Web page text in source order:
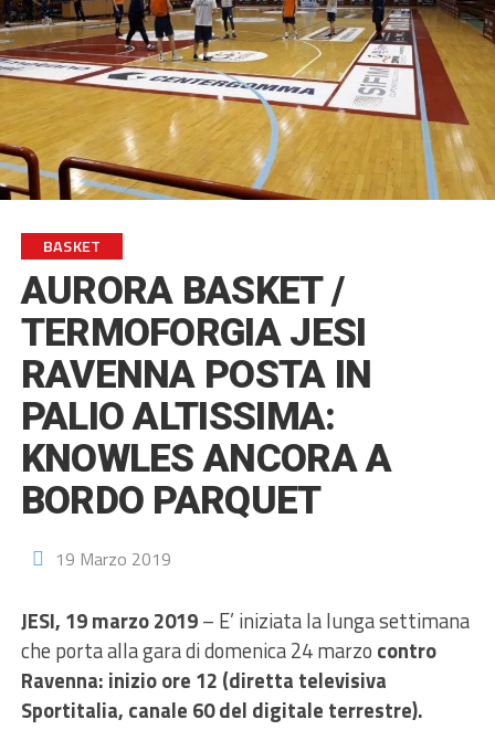
BASKET
AURORA BASKET /
TERMOFORGIA JESI
RAVENNA POSTA IN
PALIO ALTISSIMA:
KNOWLES ANCORA A
BORDO PARQUET
19 Marzo 2019
JESI, 19 marzo 2019– E’ iniziata la lunga settimana
che porta alla gara di domenica 24 marzo contro
Ravenna: inizio ore 12 (diretta televisiva
Sportitalia, canale 60 del digitale terrestre).